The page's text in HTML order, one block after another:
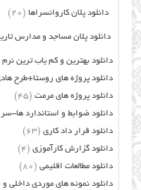
دانلود پلان کاروانسراها (20)
دانلود پلان مساجد و مدارس
دانلود بهترین و کم یاب ترین
دانلود پروژه های روستا+طرح
دانلود پروژه های مرمت (45)
دانلود ضوابط و استاندارد ها-
دانلود قرار داد کاری (63)
دانلود گزارش کارآموزی (4)
دانلود مطالعات اقلیمی (80)
دانلود نمونه های موردی داخلی